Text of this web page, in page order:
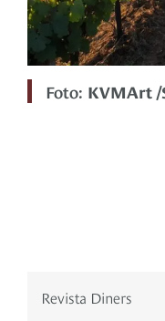
Foto: KVMArt
Revista Diners